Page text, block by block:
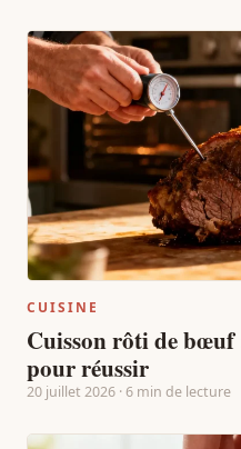
CUISINE
Cuisson rôti de bœuf
pour réussir
20 juillet 2026 · 6 min de lecture